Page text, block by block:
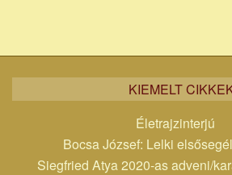
KIEMELT
Életrajzinterjú
Bocsa József: Lelki
Siegfried Atya 2020-as adveni/